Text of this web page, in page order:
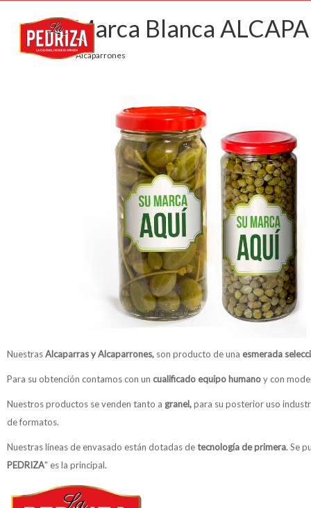
Marca Blanca
Alcaparrones
NuestrasAlcaparras y Alcaparrones, son producto de una esmerada
Para su obtención contamos con un cualificado equipo humanoy con
Nuestros productos se venden tanto a granel,para su posterior uso
de formatos.
Nuestras líneas de envasado están dotadas detecnología deprimera. Se
PEDRIZA" es la principal.